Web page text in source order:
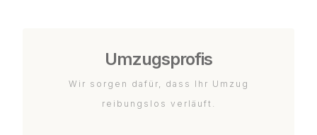
Umzugsprofis
Wir sorgen dafür, dass Ihr Umzug
reibungslos verläuft.